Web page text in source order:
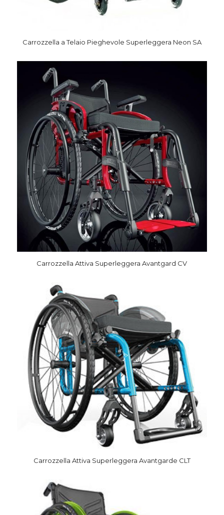
Carrozzella a Telaio Pieghevole Superleggera Neon SA
Carrozzella Attiva Superleggera Avantgard CV
Carrozzella Attiva Superleggera Avantgarde CLT